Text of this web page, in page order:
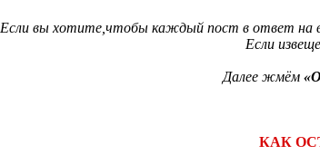
Если вы хотите,чтобы каждый пост в ответ на
Если
Далее жмём
КАК